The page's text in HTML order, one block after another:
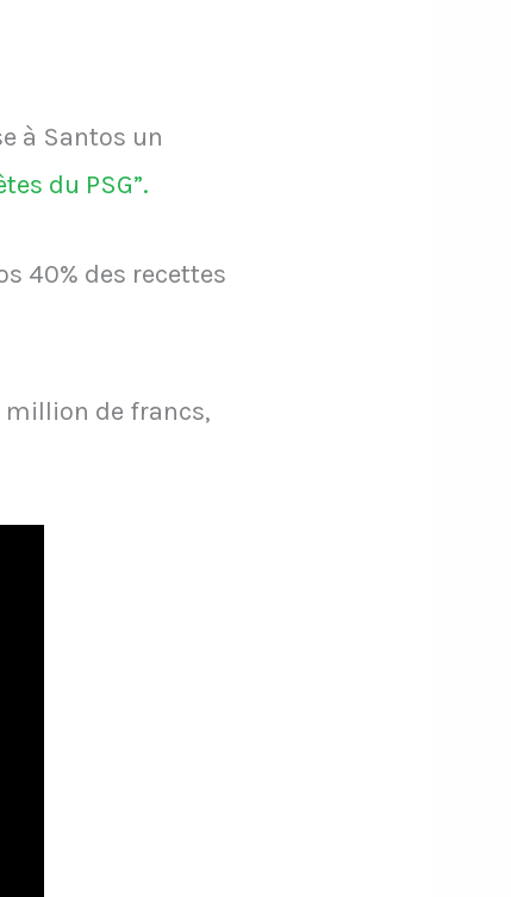
à Santos un
du PSG”.
40% des recettes
million de francs,